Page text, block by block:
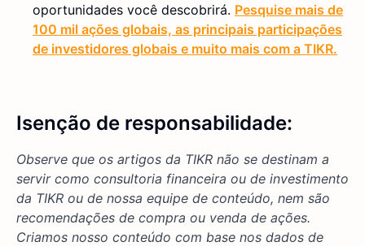
oportunidades você descobrirá. Pesquise mais de
100 mil ações globais, as principais participações
de investidores globais e muito mais com a TIKR.
Isenção de responsabilidade:
Observe que os artigos da TIKR não se destinam a
servir como consultoria financeira ou de investimento
da TIKR ou de nossa equipe de conteúdo, nem são
recomendações de compra ou venda de ações.
Criamos nosso conteúdo com base nos dados de